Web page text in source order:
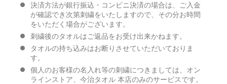
決済方法が銀行振込・コンビニ決済の場合は、ご入金
が確認でき次第刺繍をいたしますので、その分お時間
をいただく場合がございます。
刺繍後のタオルはご返品をお受け出来かねます。
タオルの持ち込みはお断りさせていただいておりま
す。
個人のお客様の名入れ等の刺繍につきましては、オン
ラインストア、今治タオル 本店のみのサービスです。